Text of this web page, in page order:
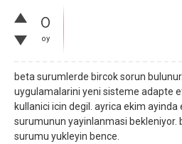
0
oy
beta surumlerde bircok sorun
uygulamalarini yeni sisteme adapte
kullanici icin degil. ayrica ekim ayinda
surumunun yayinlanmasi bekleniyor.
surumu yukleyin bence.